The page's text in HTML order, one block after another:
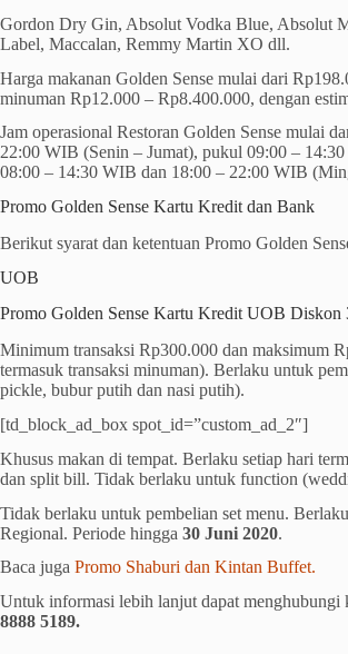
Gordon Dry Gin, Absolut Vodka Blue, Absolut
Label, Maccalan, Remmy Martin XO dll.
Harga makanan Golden Sense mulai dari
minuman Rp12.000 – Rp8.400.000, dengan
Jam operasional Restoran Golden Sense mulai
22:00 WIB (Senin – Jumat), pukul 09:00 –
08:00 – 14:30 WIB dan 18:00 – 22:00 WIB
Promo Golden Sense Kartu Kredit dan Bank
Berikut syarat dan ketentuan Promo Golden
UOB
Promo Golden Sense Kartu Kredit UOB Diskon
Minimum transaksi Rp300.000 dan maksimum
termasuk transaksi minuman). Berlaku untuk
pickle, bubur putih dan nasi putih).
[td_block_ad_box spot_id=”custom_ad_2″]
Khusus makan di tempat. Berlaku setiap hari
dan split bill. Tidak berlaku untuk function
Tidak berlaku untuk pembelian set menu.
Regional. Periode hingga 30 Juni 2020.
Baca juga Promo Shaburi dan Kintan Buffet.
Untuk informasi lebih lanjut dapat menghubungi
8888 5189.